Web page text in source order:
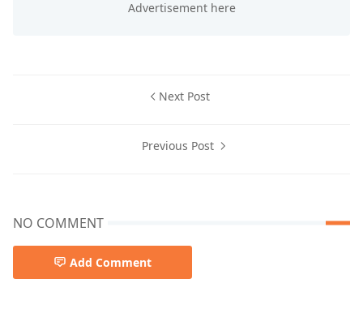
Next Post
Previous Post
NO COMMENT
Add Comment